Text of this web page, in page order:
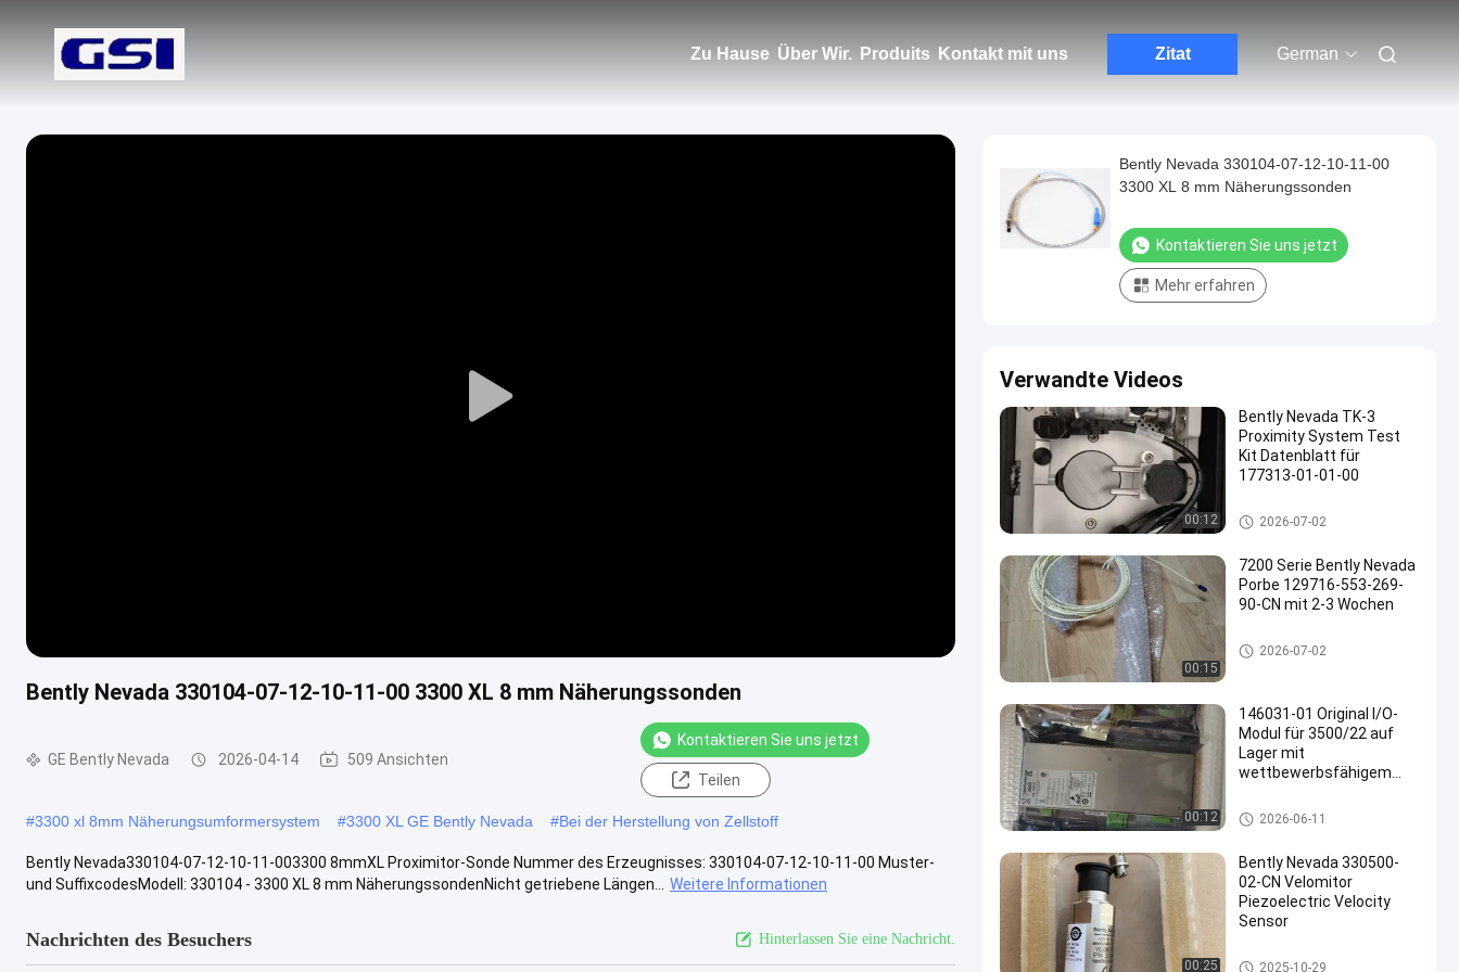
Zu Hause Über Wir. Produits Kontakt mit uns Zitat German
Play
Bently Nevada 330104-07-12-10-11-00 3300 XL 8 mm Näherungssonden
GE Bently Nevada 2026-04-14 509 Ansichten
Kontaktieren Sie uns jetzt
Teilen
#3300 xl 8mm Näherungsumformersystem #3300 XL GE Bently Nevada #Bei der Herstellung von Zellstoff
Bently Nevada330104-07-12-10-11-003300 8mmXL Proximitor-Sonde Nummer des Erzeugnisses: 330104-07-12-10-11-00 Muster-
und SuffixcodesModell: 330104 - 3300 XL 8 mm NäherungssondenNicht getriebene Längen...
Weitere Informationen
Nachrichten des Besuchers Hinterlassen Sie eine Nachricht.
Bently Nevada 330104-07-12-10-11-00
3300 XL 8 mm Näherungssonden
Kontaktieren Sie uns jetzt
Mehr erfahren
Verwandte Videos
00:12
Bently Nevada TK-3
Proximity System Test
Kit Datenblatt für
177313-01-01-00
GE Bently Nevada
2026-07-02
00:15
7200 Serie Bently Nevada
Porbe 129716-553-269-
90-CN mit 2-3 Wochen
GE Bently Nevada
2026-07-02
00:12
146031-01 Original I/O-
Modul für 3500/22 auf
Lager mit
wettbewerbsfähigem
GE Bently Nevada
2026-06-11
00:25
Bently Nevada 330500-
02-CN Velomitor
Piezoelectric Velocity
Sensor
GE Bently Nevada
2025-10-29